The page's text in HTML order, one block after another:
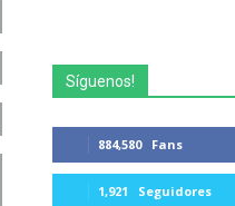
Síguenos!
884,580 Fans
1,921 Seguidores